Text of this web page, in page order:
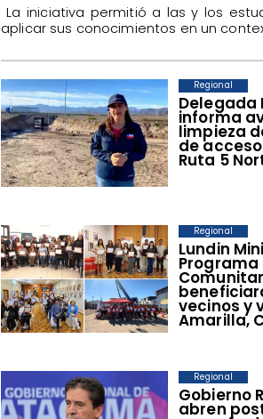
​Delegada
informa
limpieza
de
Ruta 5
Regional
​Lundin
vecinos y
Amarilla,
Regional
​Gobierno
abren
Regional
La iniciativa permitió a las y los
aplicar sus conocimientos en un